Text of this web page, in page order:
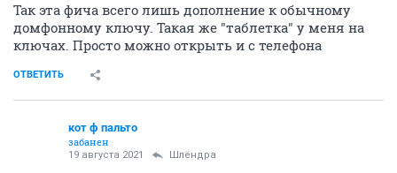
Так эта фича всего лишь дополнение к обычному
домфонному ключу. Такая же "таблетка" у меня на
ключах. Просто можно открыть и с телефона
ОТВЕТИТЬ
кот ф пальто
забанен
19 августа 2021 Шлёндра